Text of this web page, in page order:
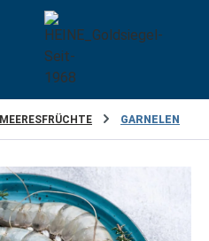
MEERESFRÜCHTE GARNELEN